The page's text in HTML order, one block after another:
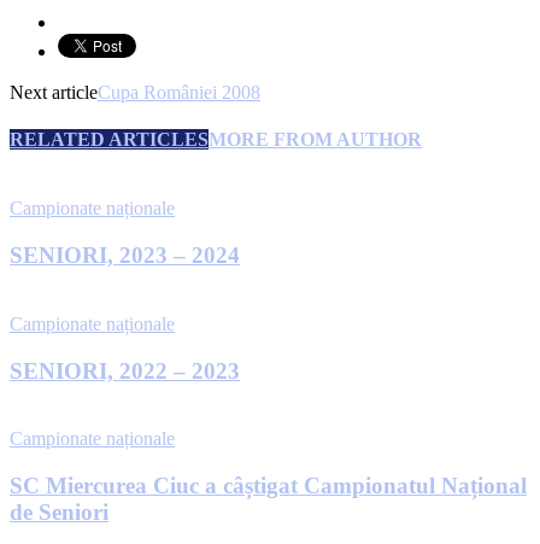
Next articleCupa României 2008
RELATED ARTICLESMORE FROM AUTHOR
Campionate naționale
SENIORI, 2023 – 2024
Campionate naționale
SENIORI, 2022 – 2023
Campionate naționale
SC Miercurea Ciuc a câștigat Campionatul Național
de Seniori